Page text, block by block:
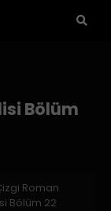
Bölüm
Roman
Bölüm 22